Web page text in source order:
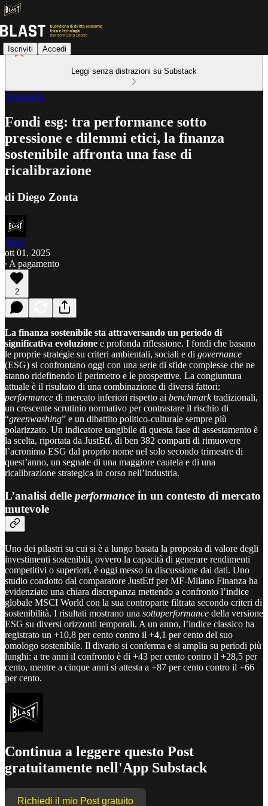
Iscriviti Accedi
Leggi senza distrazioni su Substack
Economia
Fondi esg: tra performance sotto
pressione e dilemmi etici, la finanza
sostenibile affronta una fase di
ricalibrazione
di Diego Zonta
Blast
ott 01, 2025
∙ A pagamento
2
La finanza sostenibile sta attraversando un periodo di
significativa evoluzione e profonda riflessione. I fondi che basano
le proprie strategie su criteri ambientali, sociali e di governance
(ESG) si confrontano oggi con una serie di sfide complesse che ne
stanno ridefinendo il perimetro e le prospettive. La congiuntura
attuale è il risultato di una combinazione di diversi fattori:
performance di mercato inferiori rispetto ai benchmarktradizionali,
un crescente scrutinio normativo per contrastare il rischio di
“greenwashing” e un dibattito politico-culturale sempre più
polarizzato. Un indicatore tangibile di questa fase di assestamento è
la scelta, riportata da JustEtf, di ben 382 comparti di rimuovere
l’acronimo ESG dal proprio nome nel solo secondo trimestre di
quest’anno, un segnale di una maggiore cautela e di una
ricalibrazione strategica in corso nell’industria.
L’analisi delle performance in un contesto di mercato
mutevole
Uno dei pilastri su cui si è a lungo basata la proposta di valore degli
investimenti sostenibili, ovvero la capacità di generare rendimenti
competitivi o superiori, è oggi messo in discussione dai dati. Uno
studio condotto dal comparatore JustEtf per MF-Milano Finanza ha
evidenziato una chiara discrepanza mettendo a confronto l’indice
globale MSCI World con la sua controparte filtrata secondo criteri di
sostenibilità. I risultati mostrano una sottoperformance della versione
ESG su diversi orizzonti temporali. A un anno, l’indice classico ha
registrato un +10,8 per cento contro il +4,1 per cento del suo
omologo sostenibile. Il divario si conferma e si amplia su periodi più
lunghi: a tre anni il confronto è di +43 per cento contro il +28,5 per
cento, mentre a cinque anni si attesta a +87 per cento contro il +66
per cento.
Continua a leggere questo Post
gratuitamente nell'App Substack
Richiedi il mio Post gratuito